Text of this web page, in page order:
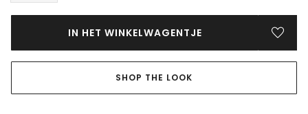
IN HET WINKELWAGENTJE
SHOP THE LOOK